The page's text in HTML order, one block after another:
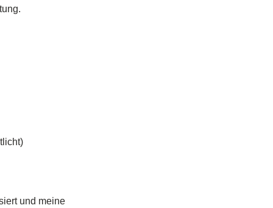
und meine